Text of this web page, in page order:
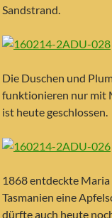
Sandstrand.
Die Duschen und
funktionieren nur mit
ist heute geschlossen.
1868 entdeckte
Tasmanien eine
dürfte auch heute